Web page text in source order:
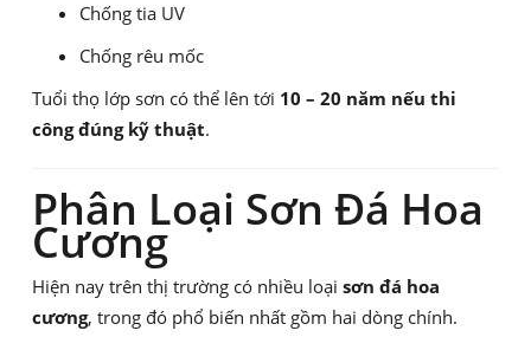
Chống tia UV
Chống rêu mốc
Tuổi thọ lớp sơn có thể lên tới 10 – 20 năm nếu thi
công đúng kỹ thuật.
Phân Loại Sơn Đá Hoa
Cương
Hiện nay trên thị trường có nhiều loại sơn đá hoa
cương, trong đó phổ biến nhất gồm hai dòng chính.